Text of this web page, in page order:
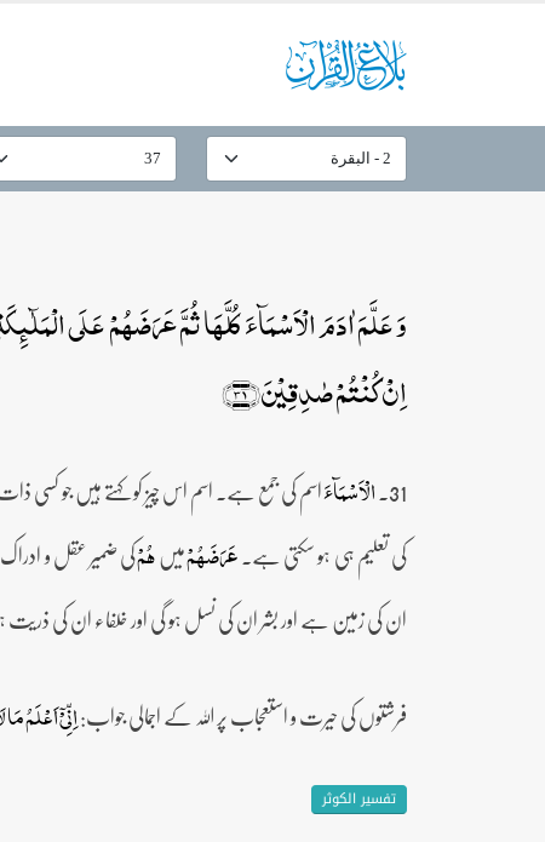
وَ عَلَّمَ اٰدَمَ الۡاَسۡمَآءَ کُلَّہَا ثُمَّ عَرَضَہُمۡ عَلَی
اِنۡ کُنۡتُمۡ صٰدِقِیۡنَ﴿۳۱﴾
31۔ الۡاَسۡمَآءَاسم کی جمع ہے۔ اسم اس چیز کو کہتے ہیں جو کسی
کی تعلیم ہی ہو سکتی ہے۔عَرَضَہُمۡمیںہُمۡکی ضمیر عقل و
ان کی زمین ہے اور بشر ان کی نسل ہو گی اور خلفاء ان کی
فرشتوں کی حیرت و استعجاب پر اللہ کے اجمالی جواب:اِنِّیۡۤ اَعۡلَمُ
تفسیر الکوثر